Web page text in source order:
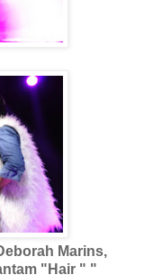
Marins,
"Hair " "